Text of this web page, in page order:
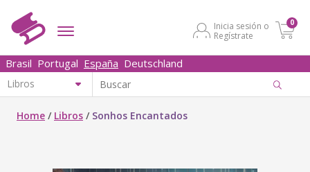
Inicia sesión o
Regístrate
0
Brasil Portugal España Deutschland
Home / Libros / Sonhos Encantados